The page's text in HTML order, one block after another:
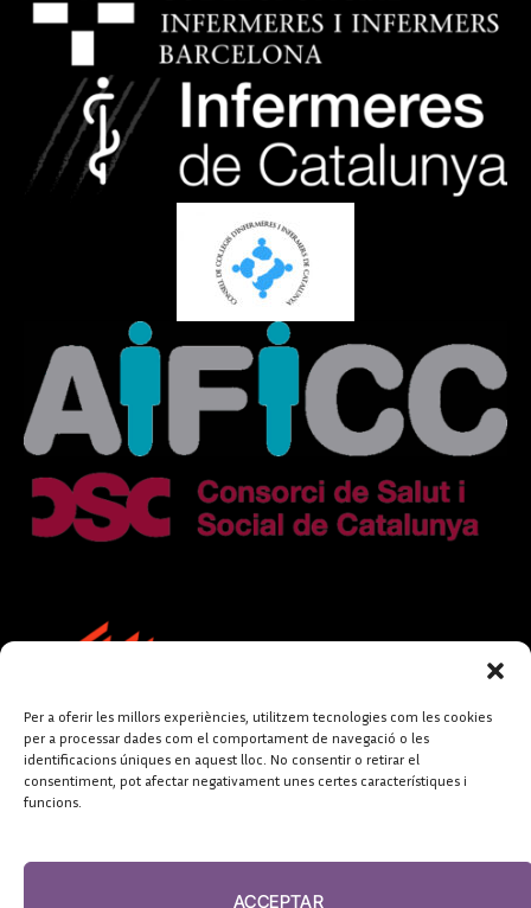
Per a oferir les millors experiències, utilitzem tecnologies com les cookies
per a processar dades com el comportament de navegació o les
identificacions úniques en aquest lloc. No consentir o retirar el
consentiment, pot afectar negativament unes certes característiques i
funcions.
ACCEPTAR
FUNDACIÓ